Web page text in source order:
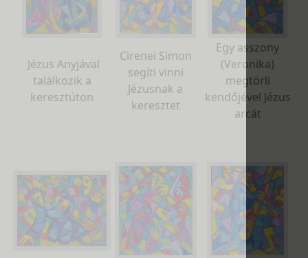
Jézus Anyjával
találkozik a
keresztúton
Cirenei Simon
segíti vinni
Jézusnak a
keresztet
Egy asszony
(Veronika)
megtörli
kendőjével Jézus
arcát